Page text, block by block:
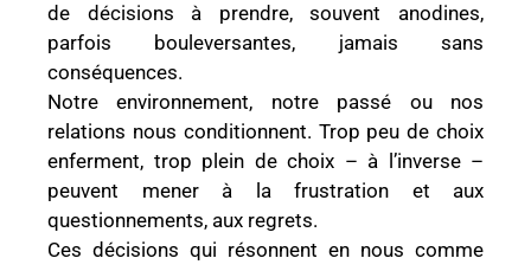
de décisions à prendre, souvent anodines,
parfois bouleversantes, jamais sans
conséquences.
Notre environnement, notre passé ou nos
relations nous conditionnent. Trop peu de choix
enferment, trop plein de choix – à l’inverse –
peuvent mener à la frustration et aux
questionnements, aux regrets.
Ces décisions qui résonnent en nous comme